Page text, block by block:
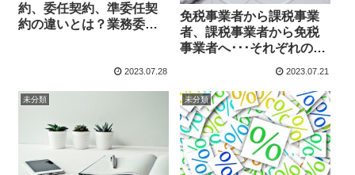
約、委任契約、準委任契
約の違いとは？業務委託
2023.07.28
免税事業者から課税事業
者、課税事業者から免税
事業者へ･･･それぞれの申
2023.07.21
未分類 未分類